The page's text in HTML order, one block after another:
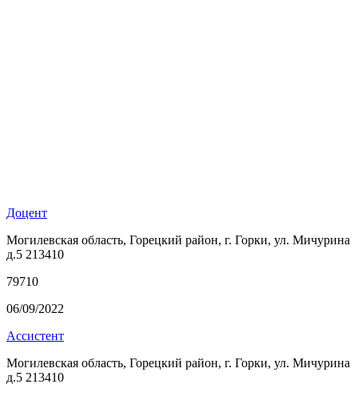
Доцент
Могилевская область, Горецкий район, г. Горки, ул. Мичурина
д.5 213410
79710
06/09/2022
Ассистент
Могилевская область, Горецкий район, г. Горки, ул. Мичурина
д.5 213410